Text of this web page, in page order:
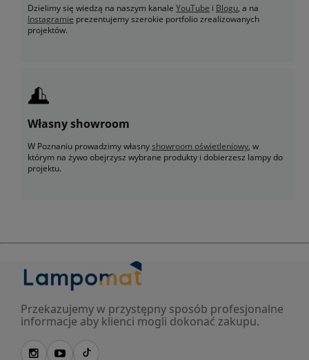
Dzielimy się wiedzą na naszym kanale YouTube i Blogu, a na
Instagramie prezentujemy szerokie portfolio zrealizowanych
projektów.
Własny showroom
W Poznaniu prowadzimy własnyshowroom oświetleniowy, w
którym na żywo obejrzysz wybrane produkty i dobierzesz lampy do
projektu.
Przekazujemy w przystępny sposób profesjonalne
informacje aby klienci mogli dokonać zakupu.